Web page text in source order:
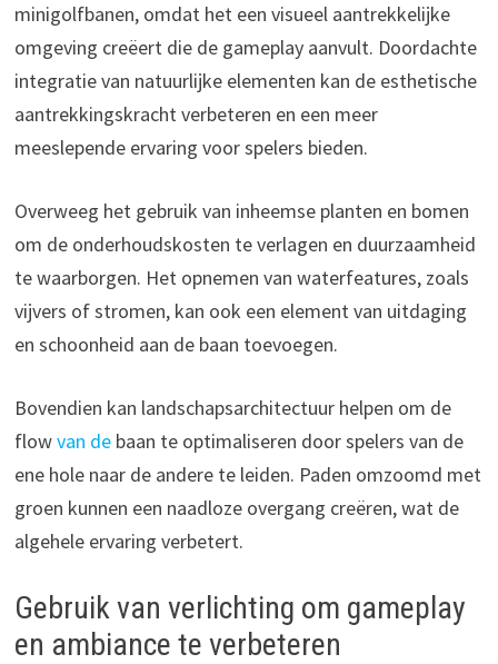
minigolfbanen, omdat het een visueel aantrekkelijke
omgeving creëert die de gameplay aanvult. Doordachte
integratie van natuurlijke elementen kan de esthetische
aantrekkingskracht verbeteren en een meer
meeslepende ervaring voor spelers bieden.
Overweeg het gebruik van inheemse planten en bomen
om de onderhoudskosten te verlagen en duurzaamheid
te waarborgen. Het opnemen van waterfeatures, zoals
vijvers of stromen, kan ook een element van uitdaging
en schoonheid aan de baan toevoegen.
Bovendien kan landschapsarchitectuur helpen om de
flowvan debaan te optimaliseren door spelers van de
ene hole naar de andere te leiden. Paden omzoomd met
groen kunnen een naadloze overgang creëren, wat de
algehele ervaring verbetert.
Gebruik van verlichting om gameplay
en ambiance te verbeteren